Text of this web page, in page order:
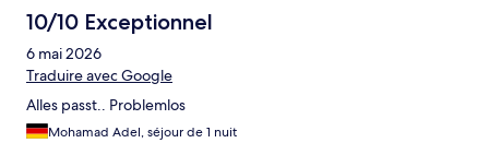
10/10 Exceptionnel
6 mai 2026
Traduire avec Google
Alles passt.. Problemlos
Mohamad Adel, séjour de 1 nuit